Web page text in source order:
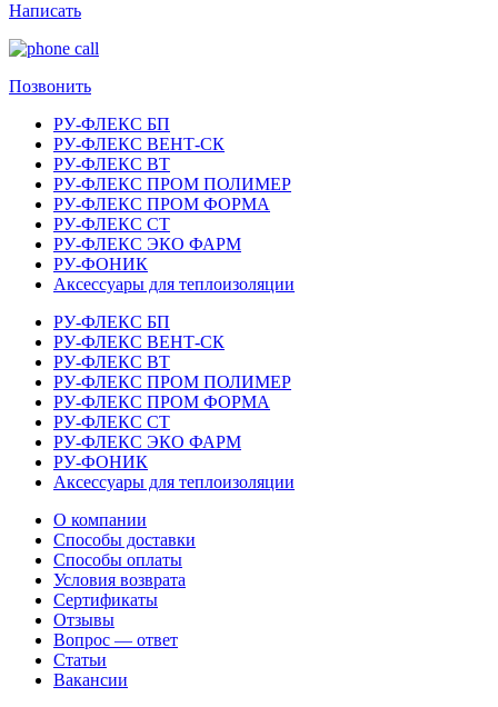
Написать
Позвонить
РУ-ФЛЕКС БП
РУ-ФЛЕКС ВЕНТ-СК
РУ-ФЛЕКС ВТ
РУ-ФЛЕКС ПРОМ ПОЛИМЕР
РУ-ФЛЕКС ПРОМ ФОРМА
РУ-ФЛЕКС СТ
РУ-ФЛЕКС ЭКО ФАРМ
РУ-ФОНИК
Аксессуары для теплоизоляции
РУ-ФЛЕКС БП
РУ-ФЛЕКС ВЕНТ-СК
РУ-ФЛЕКС ВТ
РУ-ФЛЕКС ПРОМ ПОЛИМЕР
РУ-ФЛЕКС ПРОМ ФОРМА
РУ-ФЛЕКС СТ
РУ-ФЛЕКС ЭКО ФАРМ
РУ-ФОНИК
Аксессуары для теплоизоляции
О компании
Способы доставки
Способы оплаты
Условия возврата
Сертификаты
Отзывы
Вопрос — ответ
Статьи
Вакансии